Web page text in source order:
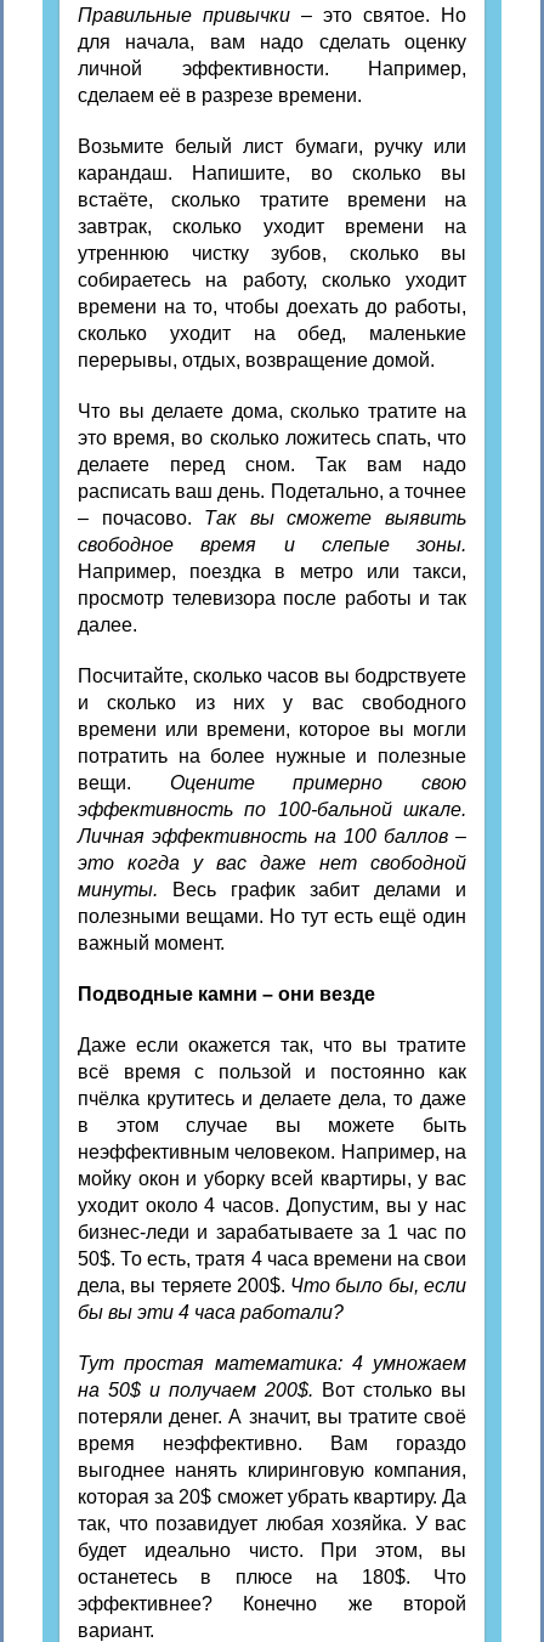
Правильные привычки – это святое. Но
для начала, вам надо сделать оценку
личной эффективности. Например,
сделаем её в разрезе времени.
Возьмите белый лист бумаги, ручку или
карандаш. Напишите, во сколько вы
встаёте, сколько тратите времени на
завтрак, сколько уходит времени на
утреннюю чистку зубов, сколько вы
собираетесь на работу, сколько уходит
времени на то, чтобы доехать до работы,
сколько уходит на обед, маленькие
перерывы, отдых, возвращение домой.
Что вы делаете дома, сколько тратите на
это время, во сколько ложитесь спать, что
делаете перед сном. Так вам надо
расписать ваш день. Подетально, а точнее
– почасово. Так вы сможете выявить
свободное время и слепые зоны.
Например, поездка в метро или такси,
просмотр телевизора после работы и так
далее.
Посчитайте, сколько часов вы бодрствуете
и сколько из них у вас свободного
времени или времени, которое вы могли
потратить на более нужные и полезные
вещи. Оцените примерно свою
эффективность по 100-бальной шкале.
Личная эффективность на 100 баллов –
это когда у вас даже нет свободной
минуты. Весь график забит делами и
полезными вещами. Но тут есть ещё один
важный момент.
Подводные камни – они везде
Даже если окажется так, что вы тратите
всё время с пользой и постоянно как
пчёлка крутитесь и делаете дела, то даже
в этом случае вы можете быть
неэффективным человеком. Например, на
мойку окон и уборку всей квартиры, у вас
уходит около 4 часов. Допустим, вы у нас
бизнес-леди и зарабатываете за 1 час по
50$. То есть, тратя 4 часа времени на свои
дела, вы теряете 200$. Что было бы, если
бы вы эти 4 часа работали?
Тут простая математика: 4 умножаем
на 50$ и получаем 200$. Вот столько вы
потеряли денег. А значит, вы тратите своё
время неэффективно. Вам гораздо
выгоднее нанять клиринговую компания,
которая за 20$ сможет убрать квартиру. Да
так, что позавидует любая хозяйка. У вас
будет идеально чисто. При этом, вы
останетесь в плюсе на 180$. Что
эффективнее? Конечно же второй
вариант.